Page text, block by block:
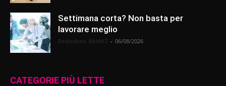
Settimana corta? Non basta per
lavorare meglio
- 06/08/2026
CATEGORIE PIÙ LETTE